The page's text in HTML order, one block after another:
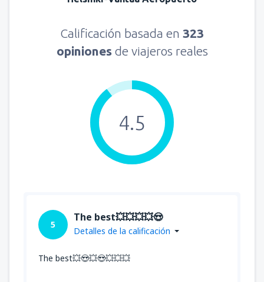
Calificación basada en 323
opiniones de viajeros reales
4.5
5
The best💥💥💥💥😍
Detalles de la calificación
The best💥😍💥😍💥💥💥